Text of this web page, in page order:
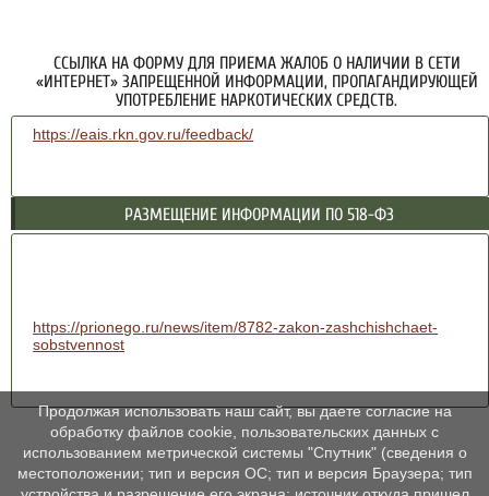
ССЫЛКА НА ФОРМУ ДЛЯ ПРИЕМА ЖАЛОБ О НАЛИЧИИ В СЕТИ
«ИНТЕРНЕТ» ЗАПРЕЩЕННОЙ ИНФОРМАЦИИ, ПРОПАГАНДИРУЮЩЕЙ
УПОТРЕБЛЕНИЕ НАРКОТИЧЕСКИХ СРЕДСТВ.
https://eais.rkn.gov.ru/feedback/
РАЗМЕЩЕНИЕ ИНФОРМАЦИИ ПО 518-ФЗ
https://prionego.ru/news/item/8782-zakon-zashchishchaet-
sobstvennost
Продолжая использовать наш сайт, вы даете согласие на
обработку файлов cookie, пользовательских данных с
использованием метрической системы "Спутник" (сведения о
местоположении; тип и версия ОС; тип и версия Браузера; тип